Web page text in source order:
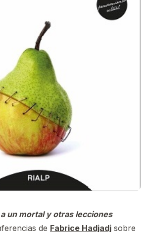
un mortal y otras lecciones
de Fabrice Hadjadj sobre